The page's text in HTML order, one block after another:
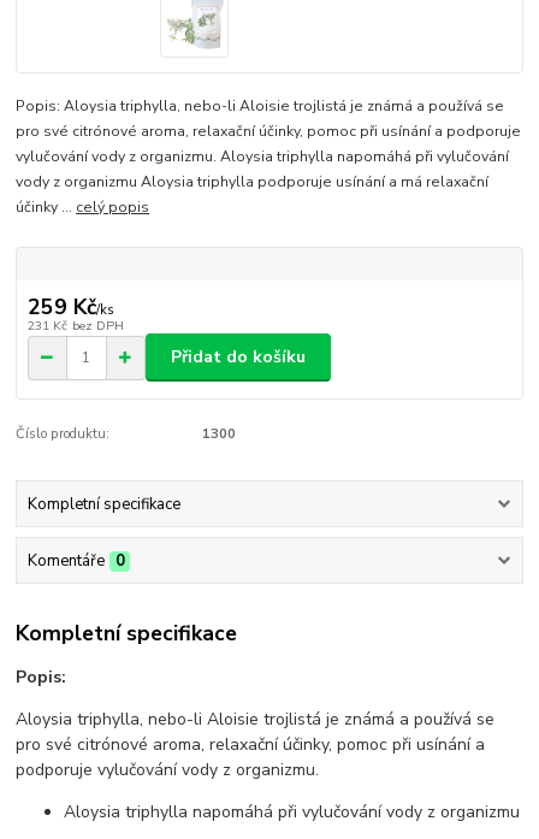
Popis: Aloysia triphylla, nebo-li Aloisie trojlistá je známá a používá se
pro své citrónové aroma, relaxační účinky, pomoc při usínání a podporuje
vylučování vody z organizmu. Aloysia triphylla napomáhá při vylučování
vody z organizmu Aloysia triphylla podporuje usínání a má relaxační
účinky ... celý popis
259 Kč/ks
231 Kč bez DPH
Přidat do košíku
Číslo produktu: 1300
Kompletní specifikace
Komentáře 0
Kompletní specifikace
Popis:
Aloysia triphylla, nebo-li Aloisie trojlistá je známá a používá se
pro své citrónové aroma, relaxační účinky, pomoc při usínání a
podporuje vylučování vody z organizmu.
Aloysia triphylla napomáhá při vylučování vody z organizmu